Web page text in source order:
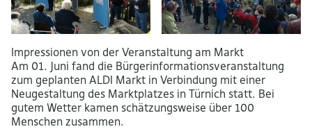
Impressionen von der Veranstaltung am Markt
Am 01. Juni fand die Bürgerinformationsveranstaltung
zum geplanten ALDI Markt in Verbindung mit einer
Neugestaltung des Marktplatzes in Türnich statt. Bei
gutem Wetter kamen schätzungsweise über 100
Menschen zusammen.